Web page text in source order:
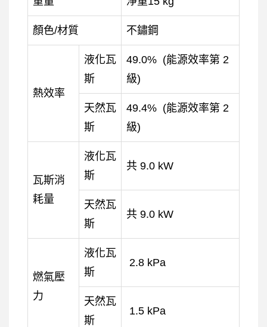
顏色/材質 不鏽鋼
熱效率
液化瓦
斯
49.0% (能源效率第 2
級)
天然瓦
斯
49.4% (能源效率第 2
級)
瓦斯消
耗量
液化瓦
斯
共 9.0 kW
天然瓦
斯
共 9.0 kW
燃氣壓
力
液化瓦
斯
2.8 kPa
天然瓦
斯
1.5 kPa